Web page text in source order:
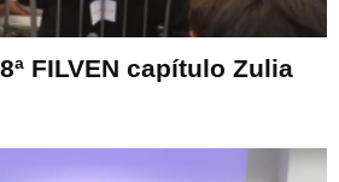
FILVEN capítulo Zulia